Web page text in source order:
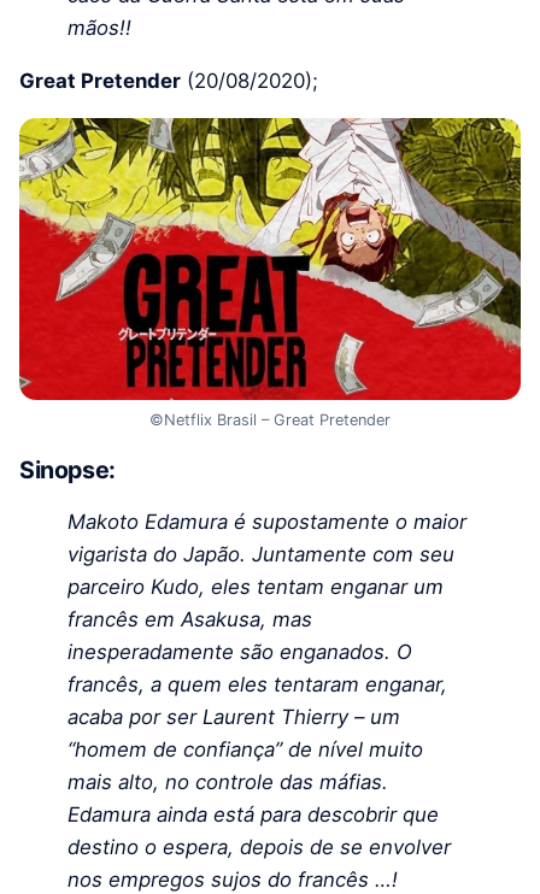
mãos!!
Great Pretender (20/08/2020);
©Netflix Brasil – Great Pretender
Sinopse:
Makoto Edamura é supostamente o maior
vigarista do Japão. Juntamente com seu
parceiro Kudo, eles tentam enganar um
francês em Asakusa, mas
inesperadamente são enganados. O
francês, a quem eles tentaram enganar,
acaba por ser Laurent Thierry – um
“homem de confiança” de nível muito
mais alto, no controle das máfias.
Edamura ainda está para descobrir que
destino o espera, depois de se envolver
nos empregos sujos do francês …!